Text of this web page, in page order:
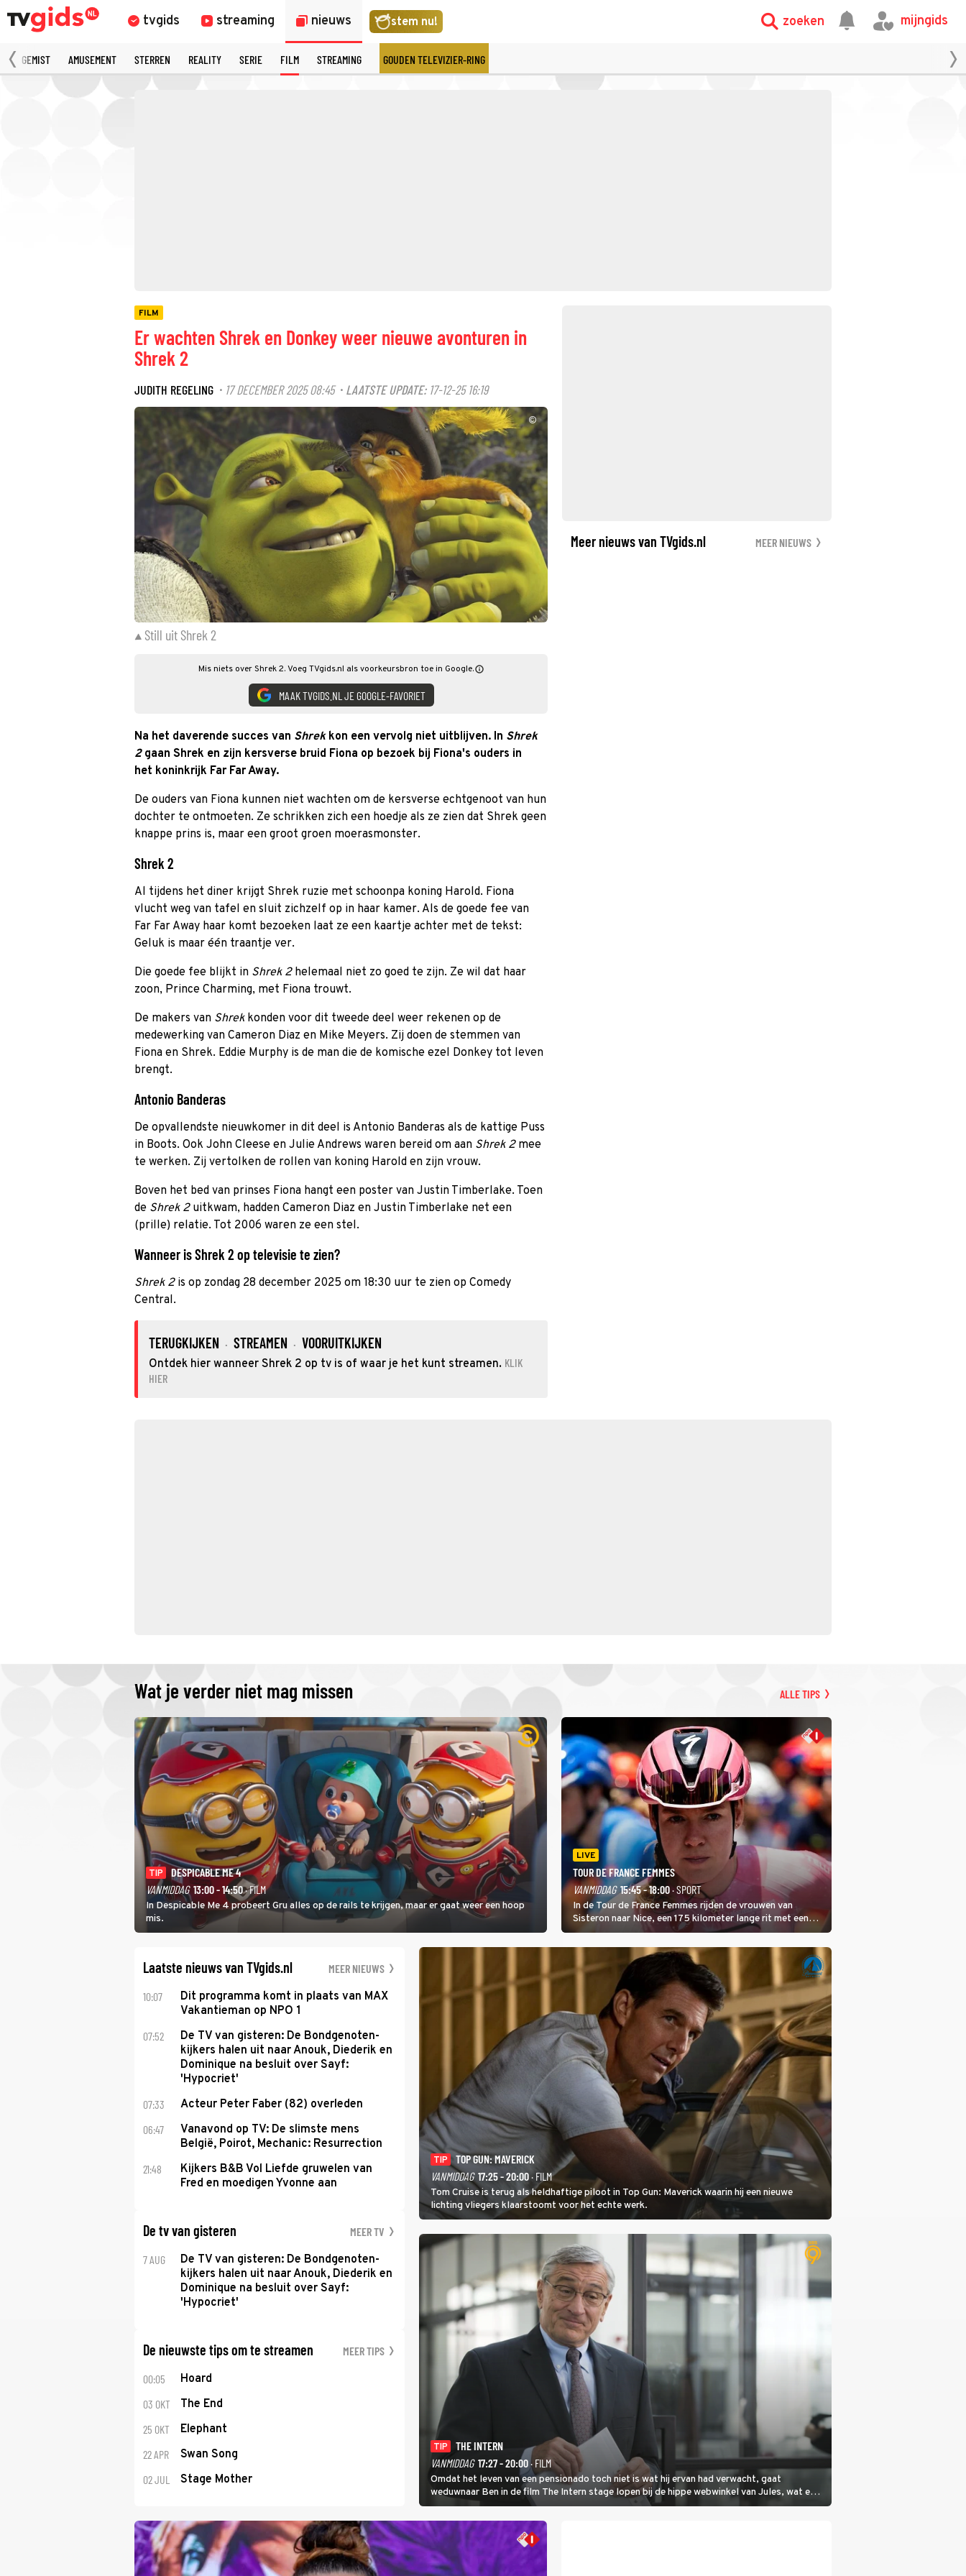
tvgids streaming nieuws stem nu! zoeken mijngids
GEMIST AMUSEMENT STERREN REALITY SERIE FILM STREAMING GOUDEN TELEVIZIER-RING
FILM
Er wachten Shrek en Donkey weer nieuwe avonturen in
Shrek 2
JUDITH REGELING · 17 DECEMBER 2025 08:45· LAATSTE UPDATE: 17-12-25 16:19
©
Still uit Shrek 2
Mis niets over Shrek 2. Voeg TVgids.nl als voorkeursbron toe in Google.
MAAK TVGIDS.NL JE GOOGLE-FAVORIET
Na het daverende succes van Shrekkon een vervolg niet uitblijven. In Shrek
2 gaan Shrek en zijn kersverse bruid Fiona op bezoek bij Fiona's ouders in
het koninkrijk Far Far Away.
De ouders van Fiona kunnen niet wachten om de kersverse echtgenoot van hun
dochter te ontmoeten. Ze schrikken zich een hoedje als ze zien dat Shrek geen
knappe prins is, maar een groot groen moerasmonster.
Shrek 2
Al tijdens het diner krijgt Shrek ruzie met schoonpa koning Harold. Fiona
vlucht weg van tafel en sluit zichzelf op in haar kamer. Als de goede fee van
Far Far Away haar komt bezoeken laat ze een kaartje achter met de tekst:
Geluk is maar één traantje ver.
Die goede fee blijkt in Shrek 2helemaal niet zo goed te zijn. Ze wil dat haar
zoon, Prince Charming, met Fiona trouwt.
De makers van Shrekkonden voor dit tweede deel weer rekenen op de
medewerking van Cameron Diaz en Mike Meyers. Zij doen de stemmen van
Fiona en Shrek. Eddie Murphy is de man die de komische ezel Donkey tot leven
brengt.
Antonio Banderas
De opvallendste nieuwkomer in dit deel is Antonio Banderas als de kattige Puss
in Boots. Ook John Cleese en Julie Andrews waren bereid om aan Shrek 2mee
te werken. Zij vertolken de rollen van koning Harold en zijn vrouw.
Boven het bed van prinses Fiona hangt een poster van Justin Timberlake. Toen
de Shrek 2 uitkwam, hadden Cameron Diaz en Justin Timberlake net een
(prille) relatie. Tot 2006 waren ze een stel.
Wanneer is Shrek 2 op televisie te zien?
Shrek 2is op zondag 28 december 2025 om 18:30 uur te zien op Comedy
Central.
TERUGKIJKEN · STREAMEN · VOORUITKIJKEN
Ontdek hier wanneer Shrek 2 op tv is of waar je het kunt streamen. KLIK
HIER
Meer nieuws van TVgids.nl MEER NIEUWS
Wat je verder niet mag missen ALLE TIPS
TIP
DESPICABLE ME 4
VANMIDDAG 13:00 - 14:50· FILM
In Despicable Me 4 probeert Gru alles op de rails te krijgen, maar er gaat weer een hoop
mis.
LIVE
TOUR DE FRANCE FEMMES
VANMIDDAG 15:45 - 18:00· SPORT
In de Tour de France Femmes rijden de vrouwen van
Sisteron naar Nice, een 175 kilometer lange rit met een
geleidelijke klim in het midden. Dat is mogelijk niet de
zwaarste hindernis, dat is de temperatuur. Het kan in Nice
namelijk bloedheet worden.
Laatste nieuws van TVgids.nl MEER NIEUWS
10:07
Dit programma komt in plaats van MAX
Vakantieman op NPO 1
07:52
De TV van gisteren: De Bondgenoten-
kijkers halen uit naar Anouk, Diederik en
Dominique na besluit over Sayf:
'Hypocriet'
07:33 Acteur Peter Faber (82) overleden
06:47
Vanavond op TV: De slimste mens
België, Poirot, Mechanic: Resurrection
21:48
Kijkers B&B Vol Liefde gruwelen van
Fred en moedigen Yvonne aan
De tv van gisteren MEER TV
7 AUG
De TV van gisteren: De Bondgenoten-
kijkers halen uit naar Anouk, Diederik en
Dominique na besluit over Sayf:
'Hypocriet'
De nieuwste tips om te streamen MEER TIPS
00:05 Hoard
03 OKT The End
25 OKT Elephant
22 APR Swan Song
02 JUL Stage Mother
TIP
TOP GUN: MAVERICK
VANMIDDAG 17:25 - 20:00· FILM
Tom Cruise is terug als heldhaftige piloot in Top Gun: Maverick waarin hij een nieuwe
lichting vliegers klaarstoomt voor het echte werk.
TIP
THE INTERN
VANMIDDAG 17:27 - 20:00· FILM
Omdat het leven van een pensionado toch niet is wat hij ervan had verwacht, gaat
weduwnaar Ben in de film The Intern stage lopen bij de hippe webwinkel van Jules, wat een
gouden zet blijkt te zijn.